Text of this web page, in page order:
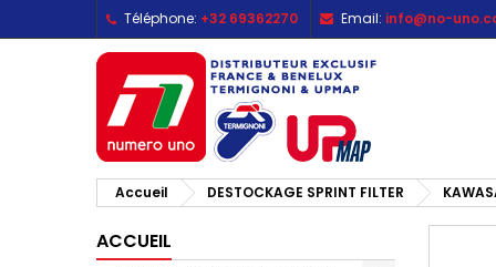
Téléphone: +32 69362270 Email: info@no-
Accueil DESTOCKAGE SPRINT FILTER
ACCUEIL